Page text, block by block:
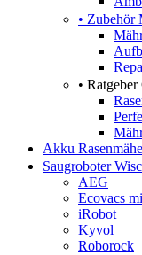
• Zubehör
•
Akku
Saugroboter
AEG
Ecovacs
iRobot
Kyvol
Roborock